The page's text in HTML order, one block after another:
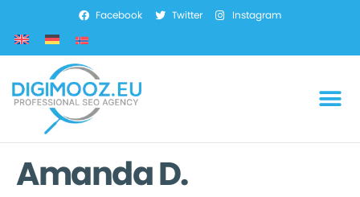
Facebook Twitter Instagram
Amanda D.